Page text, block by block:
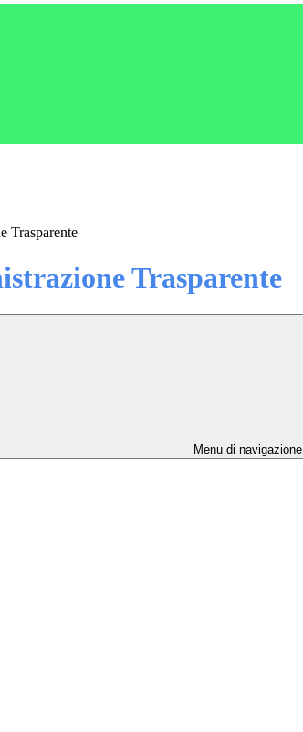
Trasparente
Trasparente
Menu di navigazione